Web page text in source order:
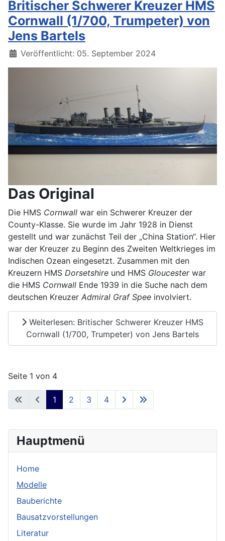
Hauptmenü
Home
Modelle
Bauberichte
Bausatzvorstellungen
Literatur
Britischer Schwerer Kreuzer HMS
Cornwall (1/700, Trumpeter) von
Jens Bartels
Details
Veröffentlicht: 05. September 2024
Das Original
Die HMS Cornwall war ein Schwerer Kreuzer der
County-Klasse. Sie wurde im Jahr 1928 in Dienst
gestellt und war zunächst Teil der „China Station“. Hier
war der Kreuzer zu Beginn des Zweiten Weltkrieges im
Indischen Ozean eingesetzt. Zusammen mit den
Kreuzern HMS Dorsetshire und HMS Gloucesterwar
die HMS Cornwall Ende 1939 in die Suche nach dem
deutschen Kreuzer Admiral Graf Spee involviert.
Weiterlesen: Britischer Schwerer Kreuzer HMS
Cornwall (1/700, Trumpeter) von Jens Bartels
Seite 1 von 4
1 2 3 4